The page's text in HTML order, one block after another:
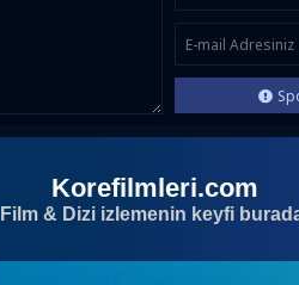
Korefilmleri.com
Film & Dizi izlemenin keyfi